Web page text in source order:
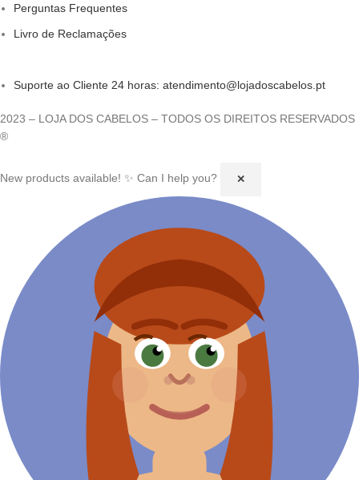
Perguntas Frequentes
Livro de Reclamações
Suporte ao Cliente 24 horas: atendimento@lojadoscabelos.pt
2023 – LOJA DOS CABELOS – TODOS OS DIREITOS RESERVADOS
®
New products available! ✨ Can I help you? ✕